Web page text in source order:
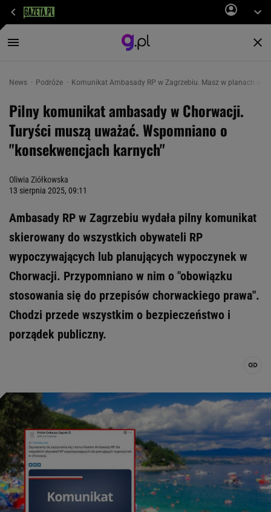
News Podróże Komunikat Ambasady RP w Zagrzebiu. Masz w planach
Pilny komunikat ambasady w Chorwacji.
Turyści muszą uważać. Wspomniano o
"konsekwencjach karnych"
Oliwia Ziółkowska
13 sierpnia 2025, 09:11
Ambasady RP w Zagrzebiu wydała pilny komunikat
skierowany do wszystkich obywateli RP
wypoczywających lub planujących wypoczynek w
Chorwacji. Przypomniano w nim o "obowiązku
stosowania się do przepisów chorwackiego prawa".
Chodzi przede wszystkim o bezpieczeństwo i
porządek publiczny.